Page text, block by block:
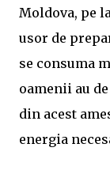
Moldova, pe
usor de
se consuma
oamenii au
din acest
energia